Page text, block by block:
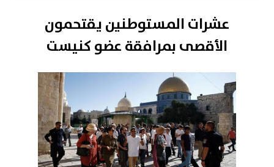
عشرات المستوطنين يقتحمون
الأقصى بمرافقة عضو كنيست